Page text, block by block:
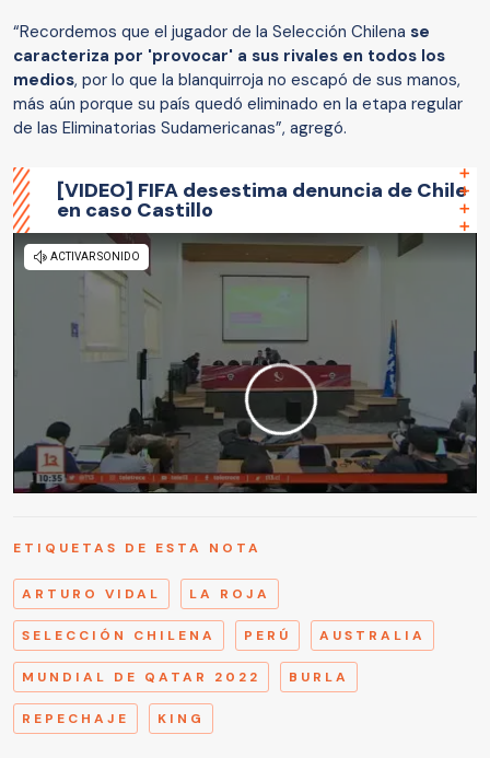
“Recordemos que el jugador de la Selección Chilena se
caracteriza por 'provocar' a sus rivales en todos los
medios, por lo que la blanquirroja no escapó de sus manos,
más aún porque su país quedó eliminado en la etapa regular
de las Eliminatorias Sudamericanas”, agregó.
[VIDEO] FIFA desestima denuncia de Chile
en caso Castillo
ETIQUETAS DE ESTA NOTA
ARTURO VIDAL LA ROJA
SELECCIÓN CHILENA PERÚ AUSTRALIA
MUNDIAL DE QATAR 2022 BURLA
REPECHAJE KING